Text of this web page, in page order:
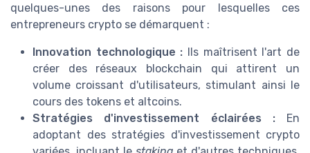
quelques-unes des raisons pour lesquelles ces
entrepreneurs crypto se démarquent :
Innovation technologique : Ils maîtrisent l'art de
créer des réseaux blockchain qui attirent un
volume croissant d'utilisateurs, stimulant ainsi le
cours des tokens et altcoins.
Stratégies d'investissement éclairées :En
adoptant des stratégies d'investissement crypto